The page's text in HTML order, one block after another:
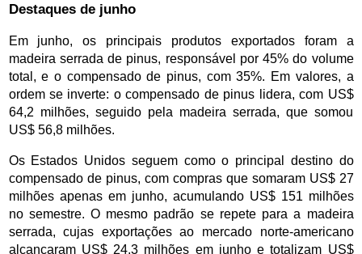
Destaques de junho
Em junho, os principais produtos exportados foram a
madeira serrada de pinus, responsável por 45% do volume
total, e o compensado de pinus, com 35%. Em valores, a
ordem se inverte: o compensado de pinus lidera, com US$
64,2 milhões, seguido pela madeira serrada, que somou
US$ 56,8 milhões.
Os Estados Unidos seguem como o principal destino do
compensado de pinus, com compras que somaram US$ 27
milhões apenas em junho, acumulando US$ 151 milhões
no semestre. O mesmo padrão se repete para a madeira
serrada, cujas exportações ao mercado norte-americano
alcançaram US$ 24,3 milhões em junho e totalizam US$